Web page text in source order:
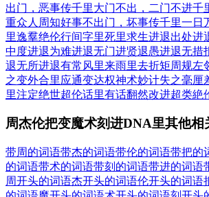
出门，恶事传千里大门不出，二门不进千
重众人周知好事不出门，坏事传千里一日
里逸羣绝伦行间字里死里求生进退出处进
中度进退为难进退无门进贤退愚进退无措
退无所进退有常 风里来雨里去折矩周规左
之变外合里应通变达权神术妙计失之毫厘
里注定绝世超伦话里有话翻然改进超类絶
周杰伦把变魔术刻进DNA里其他相
带周的词语带杰的词语带伦的词语带把的
的词语带术的词语带刻的词语带进的词语
周开头的词语杰开头的词语伦开头的词语